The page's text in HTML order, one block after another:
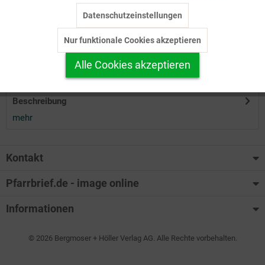
Herunterladen
Auf Ihren Merkzettel setzen
Beschreibung
mehr
Kontakt
Pfarrbrief.de - image online
Informationen
© 2026 Bergmoser + Höller Verlag AG. Alle Rechte vorbehalten.
Personalisierung Inaktiv
Service
Datenschutzeinstellungen
Nur funktionale Cookies akzeptieren
Alle Cookies akzeptieren